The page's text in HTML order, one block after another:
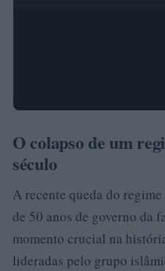
O colapso de um
século
A recente queda do
de 50 anos de governo da
momento crucial na
lideradas pelo grupo